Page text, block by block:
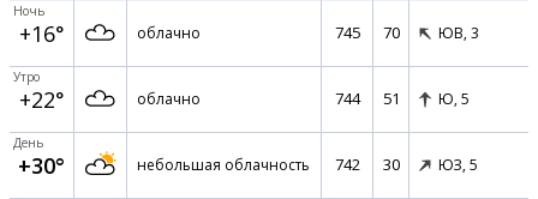
Ночь
+16° облачно 745 70 ЮВ, 3
Утро
+22° облачно 744 51 Ю, 5
День
+30° небольшая облачность 742 30 ЮЗ, 5